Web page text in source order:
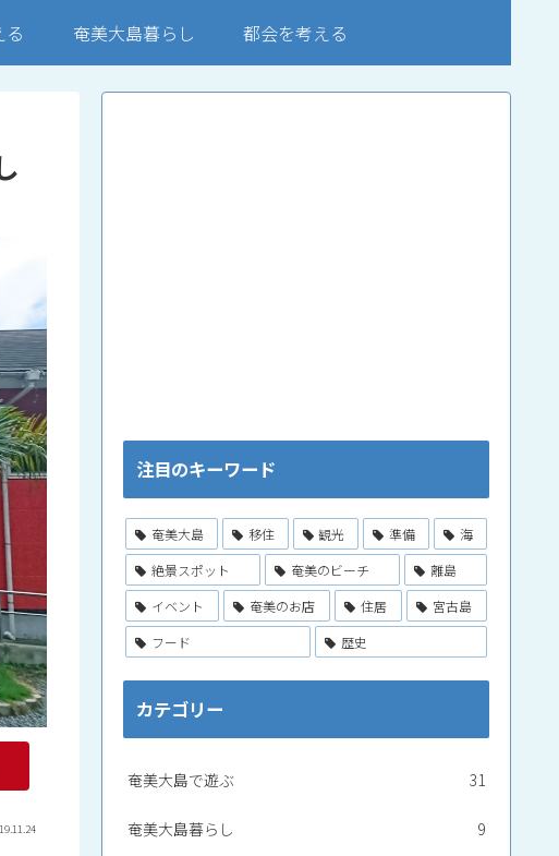
る 奄美大島暮らし 都会を考える
注目のキーワード
奄美大島 移住 観光 準備
海
絶景スポット
奄美のビーチ
離島
イベント
奄美のお店 住居
宮古島
フード
歴史
カテゴリー
奄美大島で遊ぶ 31
奄美大島暮らし 9